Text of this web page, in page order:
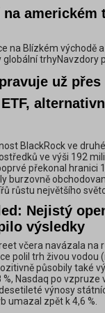
americkém
na Blízkém východě
trhyNavzdory
už
BlackRock ve
ve výši 192
překonal hranici
burzovně
růstu největšího
Nejistý
výsledky
včera navázala na
polil trh živou vodou
působily také
%, Nasdaq po vzpruze
výnosy
umazal zpět k 4,6 %.